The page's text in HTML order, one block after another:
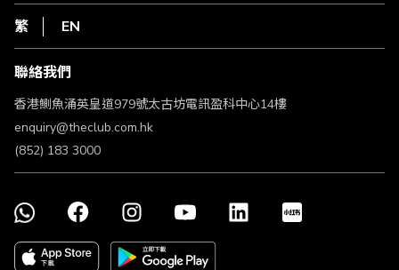
HKT
私隱聲明
使用條款
條款及細則
不歧視及不騷擾聲明
認可牌照及通告
繁 EN
聯絡我們
香港鰂魚涌英皇道979號太古坊電訊盈科中心14樓
enquiry@theclub.com.hk
(852) 183 3000